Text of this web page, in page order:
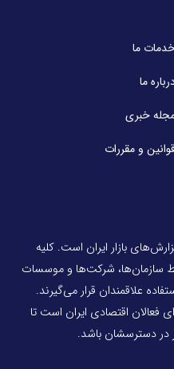
ما
ما
خبری
و مقررات
بازار ایران است. کلیه
سازمان‌ها، شرکت‌ها و موسسات
علاقمندان قرار می‌گیرند.
اقتصادی ایران است تا
در دسترسشان باشد.